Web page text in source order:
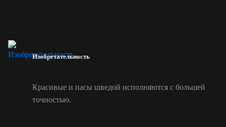
Изобретательность
Красивые и пасы шведой исполняются с большей
точностью.